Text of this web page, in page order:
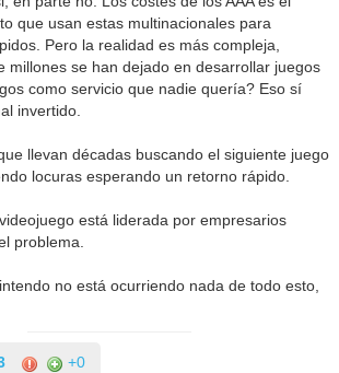
que usan estas multinacionales para
Pero la realidad es más compleja,
millones se han dejado en desarrollar juegos
como servicio que nadie quería? Eso sí
invertido.
llevan décadas buscando el siguiente juego
locuras esperando un retorno rápido.
está liderada por empresarios
problema.
no está ocurriendo nada de todo esto,
+0